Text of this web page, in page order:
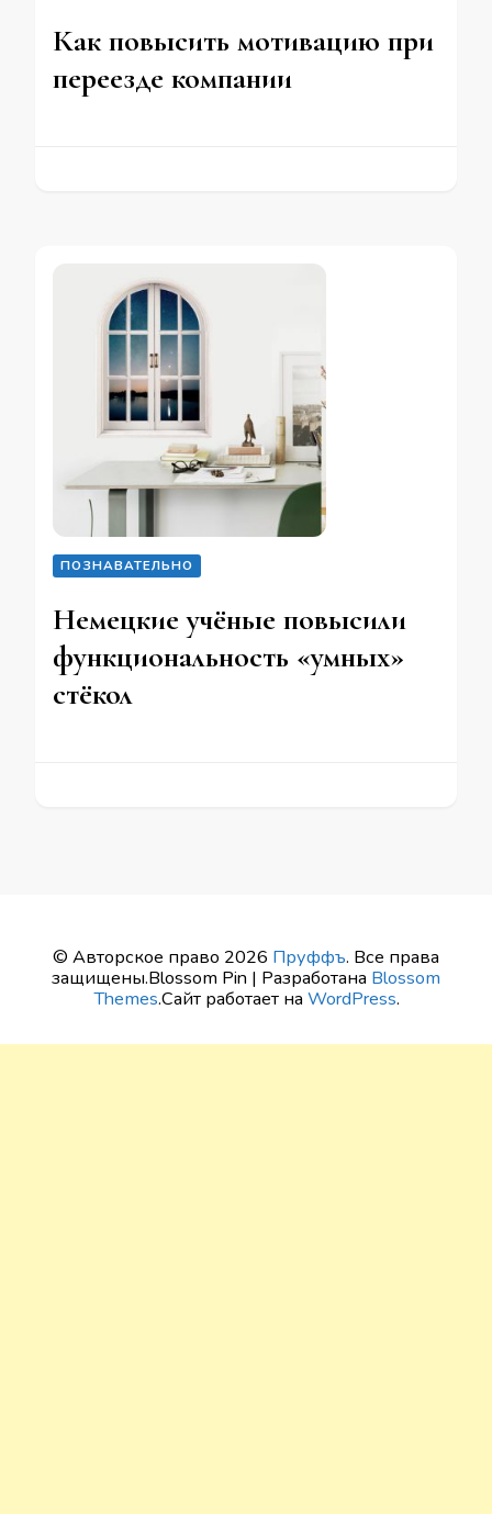
Как повысить мотивацию при
переезде компании
ПОЗНАВАТЕЛЬНО
Немецкие учёные повысили
функциональность «умных»
стёкол
© Авторское право 2026 Пруффъ. Все права
защищены.Blossom Pin | Разработана Blossom
Themes.Сайт работает на WordPress.